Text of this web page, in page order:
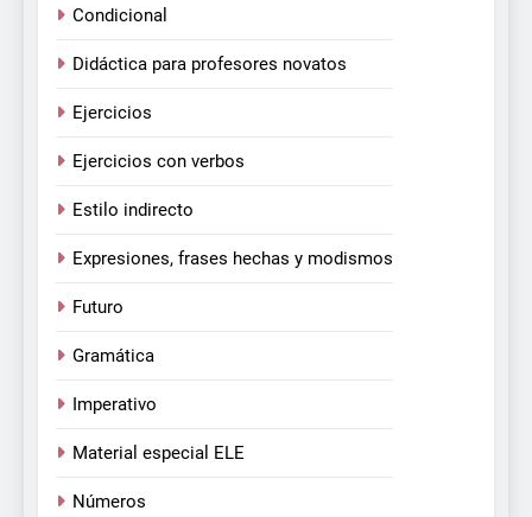
Condicional
Didáctica para profesores novatos
Ejercicios
Ejercicios con verbos
Estilo indirecto
Expresiones, frases hechas y modismos
Futuro
Gramática
Imperativo
Material especial ELE
Números